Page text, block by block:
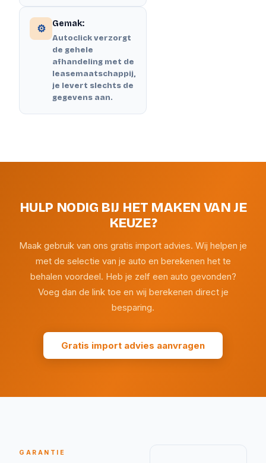
⚙️ Gemak:
Autoclick verzorgt
de gehele
afhandeling met de
leasemaatschappij,
je levert slechts de
gegevens aan.
HULP NODIG BIJ HET MAKEN VAN JE
KEUZE?
Maak gebruik van ons gratis import advies. Wij helpen je
met de selectie van je auto en berekenen het te
behalen voordeel. Heb je zelf een auto gevonden?
Voeg dan de link toe en wij berekenen direct je
besparing.
Gratis import advies aanvragen
GARANTIE